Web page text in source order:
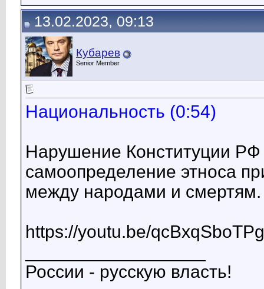
13.02.2023, 09:13
Кубарев
Senior Member
Национальность (0:54)
Нарушение Конституции РФ
самоопределение этноса
между народами и смертям.
https://youtu.be/qcBxqSboTPg
России - русскую власть!